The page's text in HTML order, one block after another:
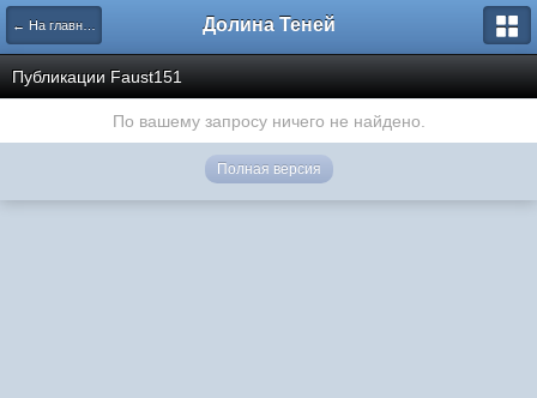
← На главную Долина Теней
Публикации Faust151
По вашему запросу ничего не найдено.
Полная версия